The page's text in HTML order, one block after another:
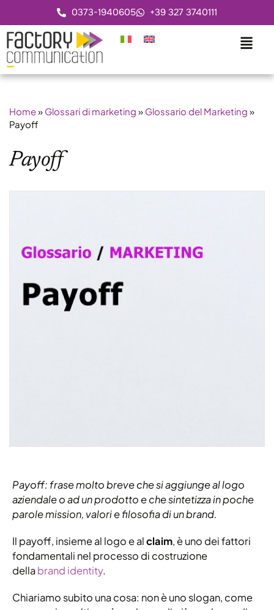
0373-1940605 +39 327 3740111
Home» Glossari di marketing » Glossario del Marketing »
Payoff
Payoff
Payoff: frase molto breve che si aggiunge al logo
aziendale o ad un prodotto e che sintetizza in poche
parole mission, valori e filosofia di un brand.
Il payoff, insieme al logo e alclaim, è uno dei fattori
fondamentali nel processo di costruzione
dellabrand identity.
Chiariamo subito una cosa: non è uno slogan, come